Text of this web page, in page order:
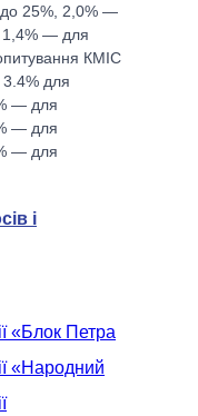
до 25%, 2,0% —
1,4% — для
КМІС
3.4% для
— для
— для
— для
і
«Блок Петра
«Народний